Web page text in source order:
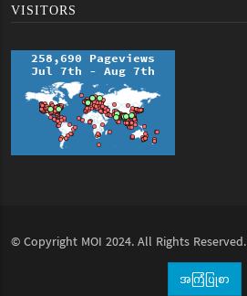
VISITORS
© Copyright MOI 2024. All Rights Reserved.
အကြံပြုစာ